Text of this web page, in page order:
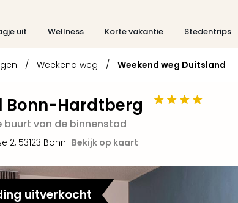
uit Wellness Korte vakantie Stedentrips
/ Weekend weg / Weekend weg Duitsland
Bonn-Hardtberg
buurt van de binnenstad
2, 53123 Bonn Bekijk op kaart
uitverkocht